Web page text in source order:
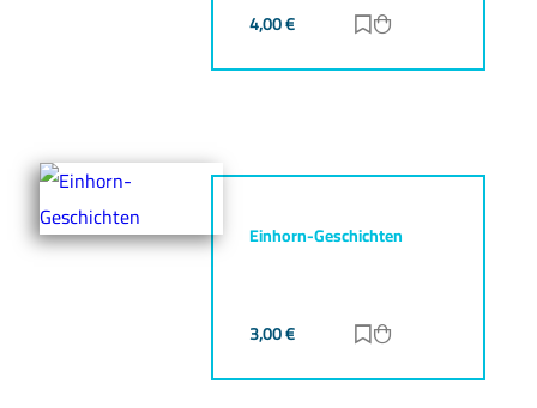
4,00€ Zur Merkliste
Einhorn-Geschichten
3,00€ Zur Merkliste